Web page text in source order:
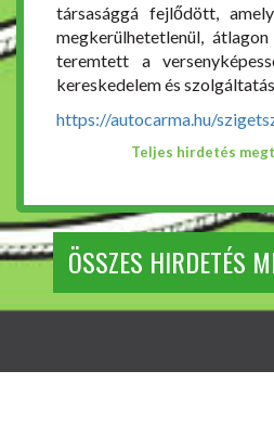
társasággá fejlődött,
megkerülhetetlenül,
teremtett a
kereskedelem és
https://autocarma.hu/
Teljes hirdetés
ÖSSZES HIRDETÉS